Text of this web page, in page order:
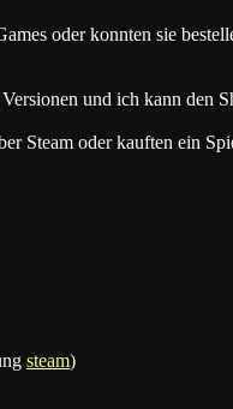
oder konnten sie
und ich kann den
Steam oder kauften ein
steam)